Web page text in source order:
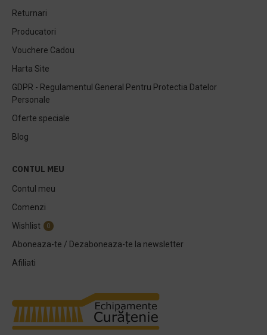
Returnari
Producatori
Vouchere Cadou
Harta Site
GDPR - Regulamentul General Pentru Protectia Datelor
Personale
Oferte speciale
Blog
CONTUL MEU
Contul meu
Comenzi
Wishlist
0
Aboneaza-te / Dezaboneaza-te la newsletter
Afiliati